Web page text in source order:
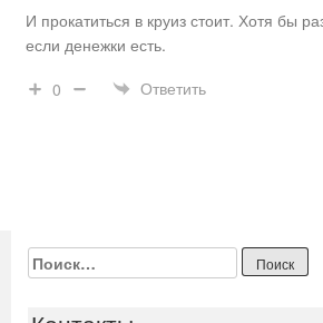
И прокатиться в круиз стоит. Хотя бы
если денежки есть.
0
Ответить
Найти: